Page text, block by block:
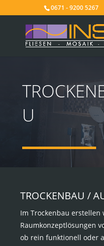
0671 - 9200 5267
U
TROCKENBAU /
Im Trockenbau erstellen
Raumkonzeptlösungen
ob rein funktionell oder